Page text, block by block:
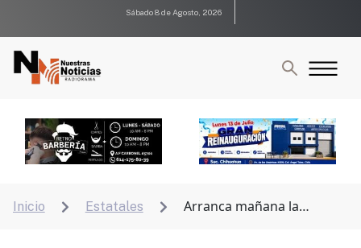
Sábado 8 de Agosto, 2026
Inicio  Estatales 
Arranca mañana la